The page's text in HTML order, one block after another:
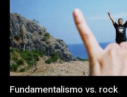
Fundamentalismo vs. rock